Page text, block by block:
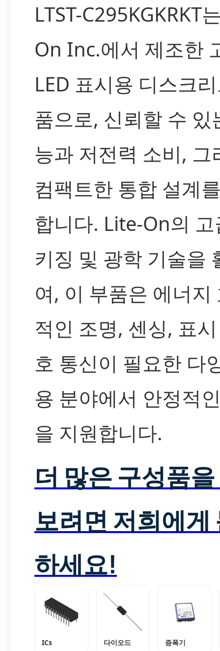
LTST-C295KGKRKT
On Inc.에서 제조한
LED 표시용 디스크
품으로, 신뢰할 수 있
능과 저전력 소비, 그
컴팩트한 통합 설계
합니다. Lite-On의
키징 및 광학 기술을
여, 이 부품은 에너지
적인 조명, 센싱, 표
호 통신이 필요한 다
용 분야에서 안정적
을 지원합니다.
더 많은 구성품
보려면 저희에게
하세요!
ICs 다이오드 증폭기